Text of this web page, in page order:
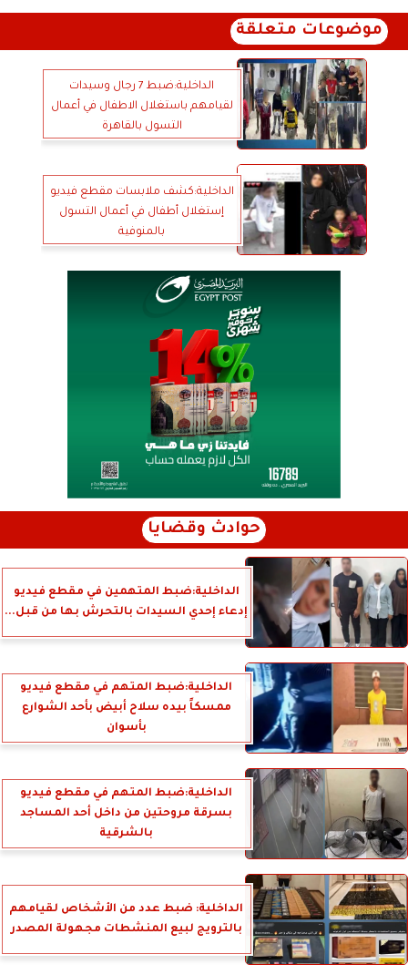
موضوعات متعلقة
الداخلية:ضبط 7 رجال وسيدات
لقيامهم باستغلال الاطفال في أعمال
التسول بالقاهرة
الداخلية:كشف ملابسات مقطع فيديو
إستغلال أطفال في أعمال التسول
بالمنوفية
حوادث وقضايا
الداخلية:ضبط المتهمين في مقطع فيديو
إدعاء إحدي السيدات بالتحرش بها من قبل...
الداخلية:ضبط المتهم في مقطع فيديو
ممسكاً بيده سلاح أبيض بأحد الشوارع
بأسوان
الداخلية:ضبط المتهم في مقطع فيديو
بسرقة مروحتين من داخل أحد المساجد
بالشرقية
الداخلية: ضبط عدد من الأشخاص لقيامهم
بالترويج لبيع المنشطات مجهولة المصدر